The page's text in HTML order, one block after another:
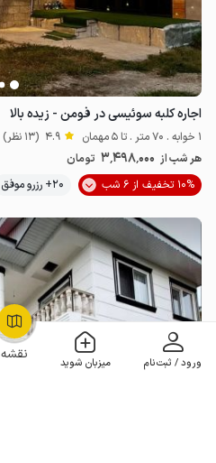
نقشه ورود / ثبت‌نام میزبان شوید
OpenStreetMap
اجاره کلبه سوئیسی در فومن - زیده بالا
1 خوابه . 70 متر . تا 5 مهمان 4.9 (13 نظر)
هر شب از 3٬498٬000 تومان
10% تخفیف از 6 شب
20+ رزرو موفق